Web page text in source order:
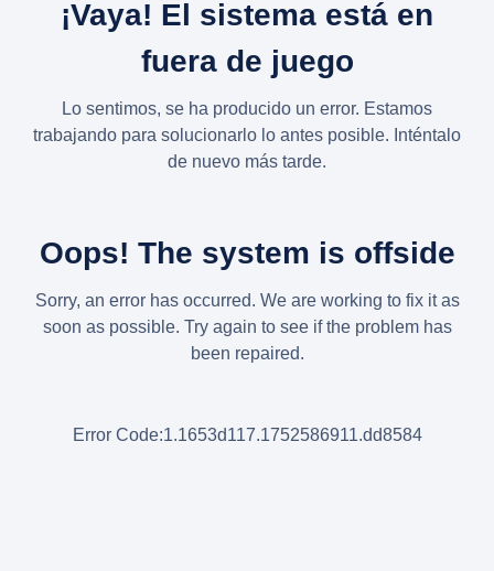
¡Vaya! El sistema está en
fuera de juego
Lo sentimos, se ha producido un error. Estamos
trabajando para solucionarlo lo antes posible. Inténtalo
de nuevo más tarde.
Oops! The system is offside
Sorry, an error has occurred. We are working to fix it as
soon as possible. Try again to see if the problem has
been repaired.
Error Code:1.1653d117.1752586911.dd8584